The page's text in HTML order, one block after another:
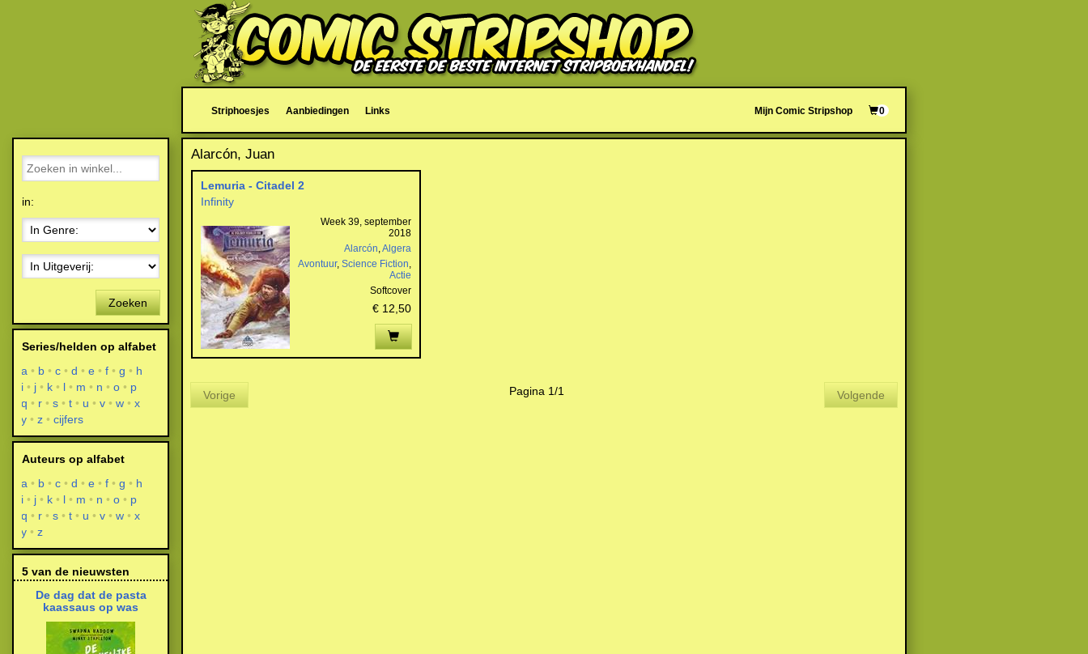
Striphoesjes Aanbiedingen Links Mijn Comic Stripshop 0
Alarcón, Juan
Lemuria - Citadel 2
Infinity
Week 39, september
2018
Alarcón,Algera
Avontuur, Science Fiction,
Actie
Softcover
€ 12,50
Vorige Pagina 1/1 Volgende
in:
Zoeken
Series/helden op alfabet
a
b c d e f g
h
i
j k l m n o
p
q
r s t u v w
x
y
z cijfers
Auteurs op alfabet
a
b c d e f g
h
i
j k l m n o
p
q
r s t u v w
x
y
z
5 van de nieuwsten
De dag dat de pasta
kaassaus op was